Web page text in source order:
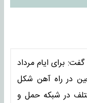
برای ایام مرداد
در راه آهن شکل
در شبکه‌ حمل و